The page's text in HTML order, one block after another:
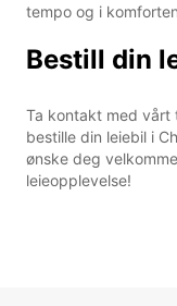
tempo og i
Bestill din
Ta kontakt med vårt
bestille din leiebil i
ønske deg
leieopplevelse!